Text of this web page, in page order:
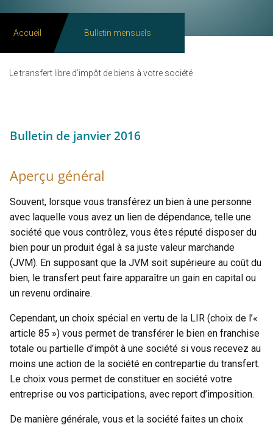
Accueil Bulletin mensuels
Le transfert libre d’impôt de biens à votre société
Bulletin de janvier 2016
Aperçu général
Souvent, lorsque vous transférez un bien à une personne
avec laquelle vous avez un lien de dépendance, telle une
société que vous contrôlez, vous êtes réputé disposer du
bien pour un produit égal à sa juste valeur marchande
(JVM). En supposant que la JVM soit supérieure au coût du
bien, le transfert peut faire apparaître un gain en capital ou
un revenu ordinaire.
Cependant, un choix spécial en vertu de la LIR (choix de l’«
article 85 ») vous permet de transférer le bien en franchise
totale ou partielle d’impôt à une société si vous recevez au
moins une action de la société en contrepartie du transfert.
Le choix vous permet de constituer en société votre
entreprise ou vos participations, avec report d’imposition.
De manière générale, vous et la société faites un choix